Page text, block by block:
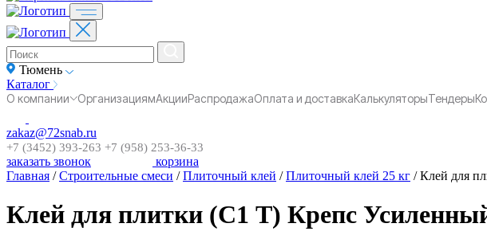
Тюмень
Каталог
О компании
ОрганизациямАкцииРаспродажаОплата и доставкаКалькуляторыТендеры
zakaz@72snab.ru
+7 (3452) 393-263 +7 (958) 253-36-33
заказать звонок
корзина
Главная / Строительные смеси / Плиточный клей / Плиточный клей 25 кг / Клей для
Клей для плитки (С1 T) Крепс